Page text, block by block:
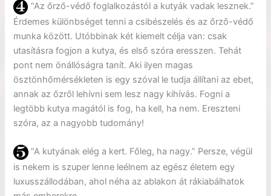
“Az őrző-védő foglalkozástól a kutyák vadak lesznek.”
Érdemes különbséget tenni a csibészelés és az őrző-védő
munka között. Utóbbinak két kiemelt célja van: csak
utasításra fogjon a kutya, és első szóra eresszen. Tehát
pont nem önállóságra tanít. Aki ilyen magas
ösztönhőmérsékleten is egy szóval le tudja állítani az ebet,
annak az őzről lehívni sem lesz nagy kihívás. Fogni a
legtöbb kutya magától is fog, ha kell, ha nem. Ereszteni
szóra, az a nagyobb tudomány!
“A kutyának elég a kert. Főleg, ha nagy.” Persze, végül
is nekem is szuper lenne leélnem az egész életem egy
luxusszállodában, ahol néha az ablakon át rákiabálhatok